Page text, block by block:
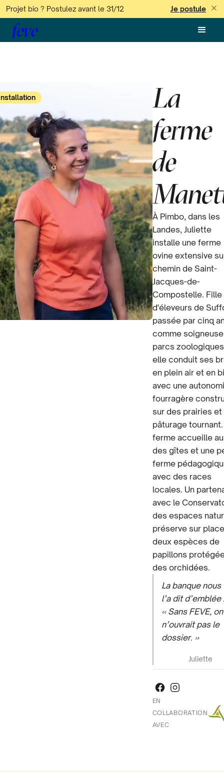
Projet bio ? Postulez avant le 31/12 Je postule
feve
La
ferme
de
À Pimbo, dans les
Landes, Juliette
installe une ferme
ovine extensive
chemin de Saint-
Jacques-de-
Compostelle. Fille
d'éleveurs de
passée par cinq
comme
parcs
elle conduit ses
en plein air et en
avec une
fourragère
sur des prairies et
pâturage tournant.
ferme accueille
des gîtes et une
ferme
avec des races
locales. Un
avec le
des espaces
préserve sur place
deux espèces de
papillons
des orchidées.
La banque nous
l’a dit d’emblée :
« Sans FEVE, on
n’ouvrait pas le
dossier. »
Juliette
EN
COLLABORATION
AVEC